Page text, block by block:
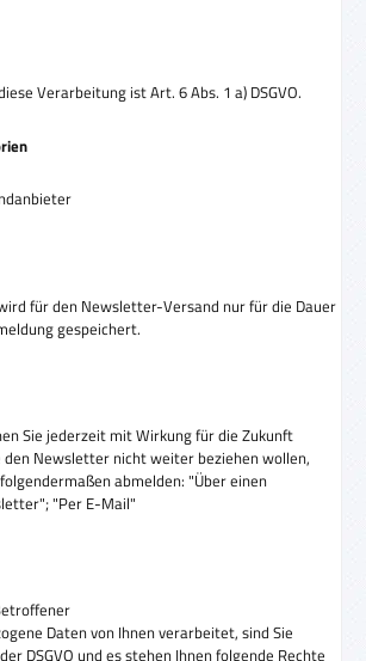
Verarbeitung ist Art. 6 Abs. 1 a) DSGVO.
für den Newsletter-Versand nur für die Dauer
gespeichert.
Sie jederzeit mit Wirkung für die Zukunft
Newsletter nicht weiter beziehen wollen,
abmelden: "Über einen
"Per E-Mail"
Daten von Ihnen verarbeitet, sind Sie
DSGVO und es stehen Ihnen folgende Rechte